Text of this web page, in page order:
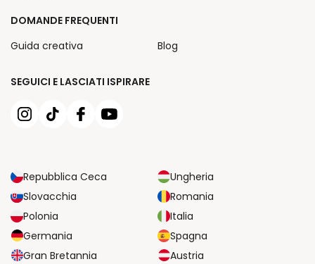
SEGUICI E LASCIATI ISPIRARE
Repubblica Ceca
Ungheria
Slovacchia
Romania
Polonia
Italia
Germania
Spagna
Gran Bretannia
Austria
DOMANDE FREQUENTI
Guida creativa
Blog